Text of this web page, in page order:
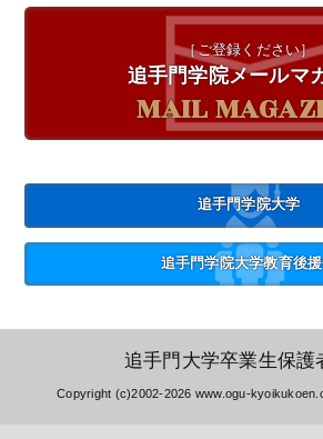
［ご登録ください］
追手門学院メールマ
MAIL
追手門学院大学
追手門学院大学教育後
追手門大学卒業生保護
Copyright (c)2002-2026 www.ogu-